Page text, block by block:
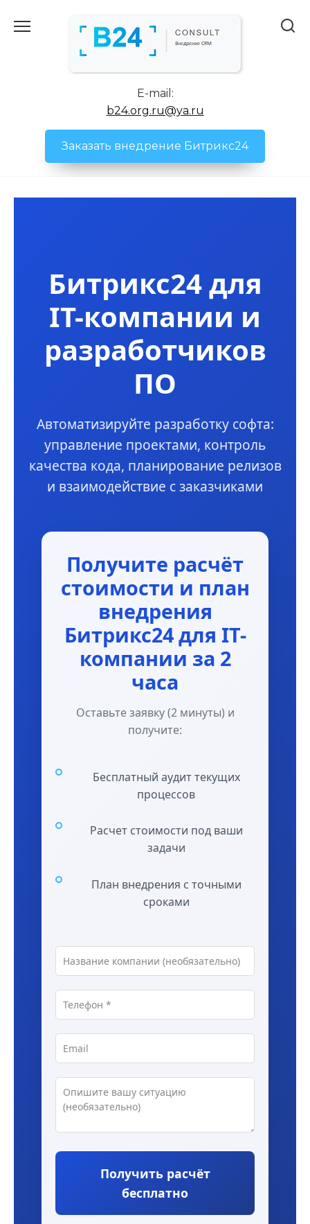
E-mail:
b24.org.ru@ya.ru
Заказать внедрение Битрикс24
Битрикс24 для
IT-компании и
разработчиков
ПО
Автоматизируйте разработку софта:
управление проектами, контроль
качества кода, планирование релизов
и взаимодействие с заказчиками
Получите расчёт
стоимости и план
внедрения
Битрикс24 для IT-
компании за 2
часа
Оставьте заявку (2 минуты) и
получите:
Бесплатный аудит текущих
процессов
Расчет стоимости под ваши
задачи
План внедрения с точными
сроками
Получить расчёт
бесплатно